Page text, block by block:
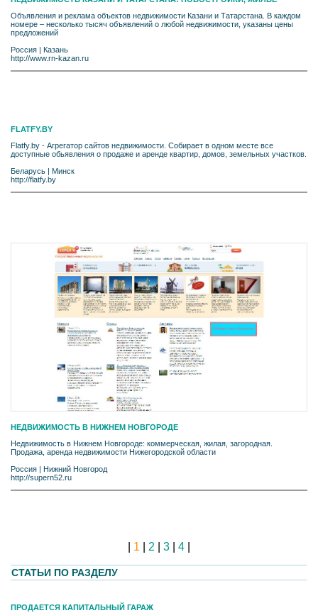
Объявления и реклама объектов недвижимости Казани и Татарстана. В каждом
номере – несколько тысяч объявлений о любой недвижимости, указаны цены
предложений
Россия | Казань
http://www.rn-kazan.ru
FLATFY.BY
Flatfy.by - Агрегатор сайтов недвижимости. Собирает в одном месте все
доступные обьявления о продаже и аренде квартир, домов, земельных участков.
Беларусь | Минск
http://flatfy.by
НЕДВИЖИМОСТЬ В НИЖНЕМ НОВГОРОДЕ
Недвижимость в Нижнем Новгороде: коммерческая, жилая, загородная.
Продажа, аренда недвижимости Нижегородской области
Россия
Нижний Новгород
http://supern52.ru
1 2 3 4
СТАТЬИ ПО РАЗДЕЛУ
ПРОДАЕТСЯ КАПИТАЛЬНЫЙ ГАРАЖ